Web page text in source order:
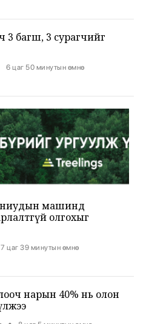
6 цаг 50 минутын өмнө
машинд
7 цаг 39 минутын өмнө
• 8 цаг 5 минутын өмнө